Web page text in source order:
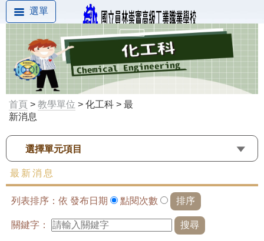
選單
首頁 > 教學單位 > 化工科 > 最
新消息
選擇單元項目
最新消息
列表排序：依 發布日期 點閱次數
關鍵字：